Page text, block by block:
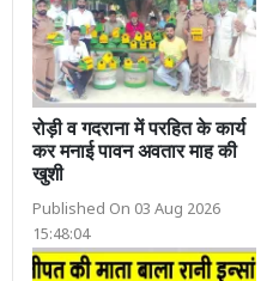
रोड़ी व गदराना में परहित के कार्य
कर मनाई पावन अवतार माह की
खुशी
Published On 03 Aug 2026
15:48:04